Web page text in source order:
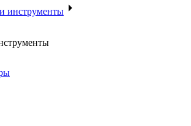
инструменты